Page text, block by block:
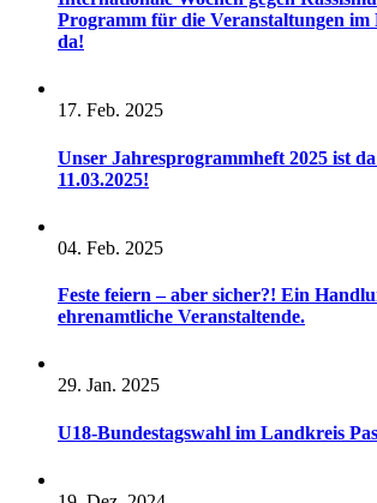
Programm für die Veranstaltungen im
da!
17. Feb. 2025
Unser Jahresprogrammheft 2025 ist
11.03.2025!
04. Feb. 2025
Feste feiern – aber sicher?! Ein
ehrenamtliche Veranstaltende.
29. Jan. 2025
U18-Bundestagswahl im Landkreis